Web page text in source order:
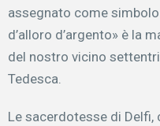
assegnato come
d’alloro d’argento» è la
del nostro vicino
Tedesca.
Le sacerdotesse di Delfi,